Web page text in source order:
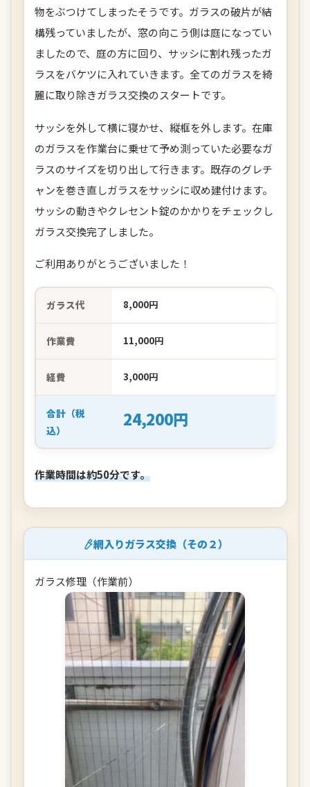
物をぶつけてしまったそうです。ガラスの破片が結
構残っていましたが、窓の向こう側は庭になってい
ましたので、庭の方に回り、サッシに割れ残ったガ
ラスをバケツに入れていきます。全てのガラスを綺
麗に取り除きガラス交換のスタートです。
サッシを外して横に寝かせ、縦框を外します。在庫
のガラスを作業台に乗せて予め測っていた必要なガ
ラスのサイズを切り出して行きます。既存のグレチ
ャンを巻き直しガラスをサッシに収め建付けます。
サッシの動きやクレセント錠のかかりをチェックし
ガラス交換完了しました。
ご利用ありがとうございました！
ガラス代 8,000円
作業費 11,000円
経費 3,000円
合計（税
込）
24,200円
作業時間は約50分です。
網入りガラス交換（その２）
ガラス修理（作業前）